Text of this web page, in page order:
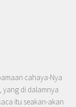
cahaya-Nya
yang di dalamnya
itu seakan-akan